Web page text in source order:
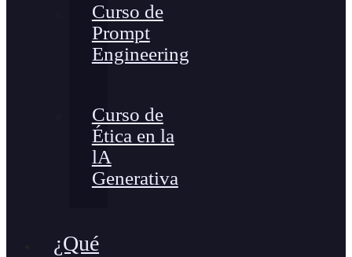
Curso de
Prompt
Engineering
Curso de
Ética en la
lA
Generativa
¿Qué